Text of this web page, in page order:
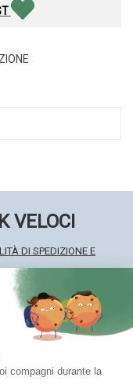
VELOCI
DI SPEDIZIONE E
DI PAGAMENTO
PRIVACY
DI VENDITA